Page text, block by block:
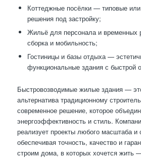
Коттеджные посёлки — типовые
решения под застройку;
Жильё для персонала и временных
сборка и мобильность;
Гостиницы и базы отдыха —
функциональные здания с быстрой
Быстровозводимые жилые здания —
альтернатива традиционному
современное решение, которое
энергоэффективность и стиль.
реализует проекты любого масштаба и
обеспечивая точность, качество и
строим дома, в которых хочется жить